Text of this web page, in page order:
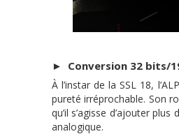
► Conversion 32 bits/
À l’instar de la SSL 18,
pureté irréprochable. Son
qu’il s’agisse d’ajouter
analogique.